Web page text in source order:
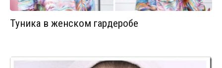
Туника в женском гардеробе